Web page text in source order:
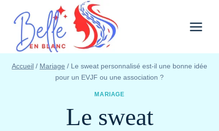
contenu
Accueil / Mariage / Le sweat personnalisé est-il une bonne idée
pour un EVJF ou une association ?
MARIAGE
Le sweat